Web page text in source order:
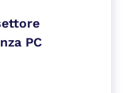
PC